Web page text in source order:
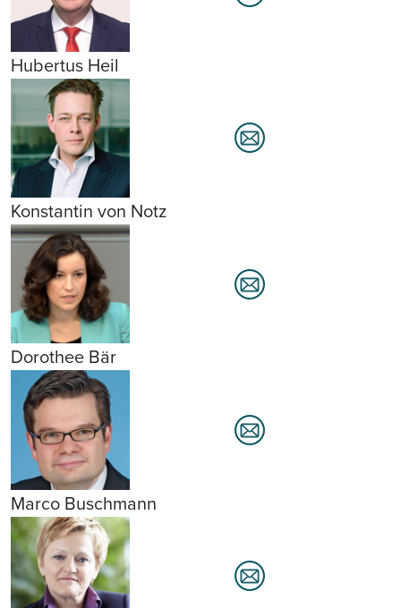
Hubertus Heil
Konstantin von Notz
Dorothee Bär
Marco Buschmann